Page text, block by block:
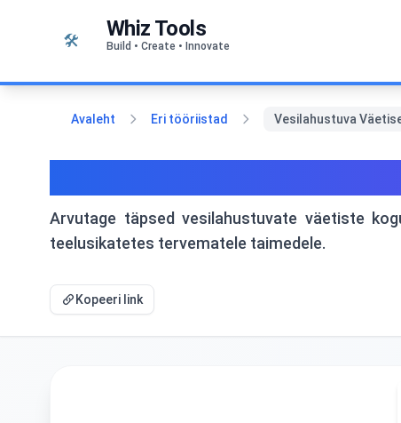
🛠️ Whiz Tools
Build • Create • Innovate
Avaleht Eri tööriistad Vesilahustuva
Arvutage täpsed vesilahustuvate väetiste
teelusikatetes tervematele taimedele.
Kopeeri link